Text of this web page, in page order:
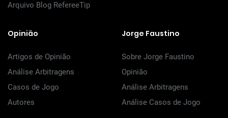
Arquivo Blog RefereeTip
Opinião
Artigos de Opinião
Análise Arbitragens
Casos de Jogo
Autores
Jorge Faustino
Sobre Jorge Faustino
Opinião
Análise Arbitragens
Análise Casos de Jogo